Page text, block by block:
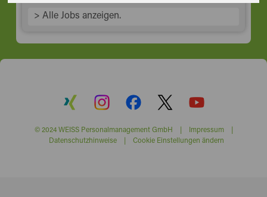
> Alle Jobs anzeigen.
© 2024 WEISS Personalmanagement GmbH | Impressum|
Datenschutzhinweise| Cookie Einstellungen ändern